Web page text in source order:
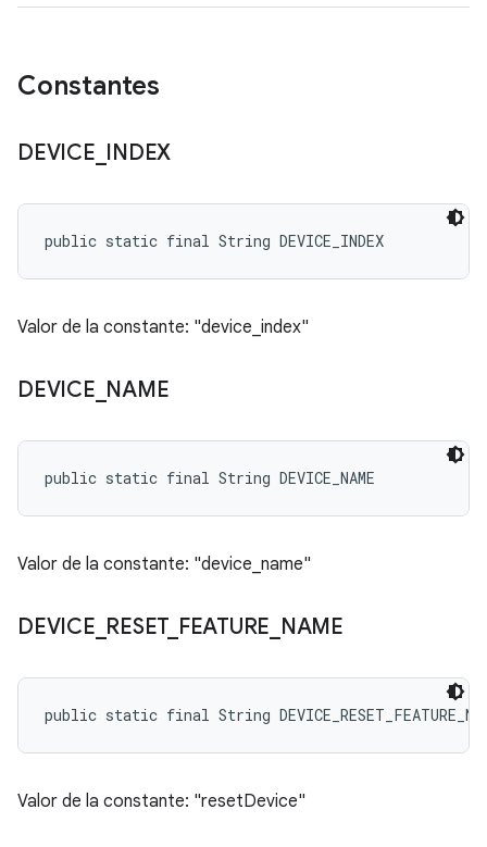
Constantes
DEVICE INDEX
public static final String DEVICE_INDEX
Valor de la constante: "device_index"
DEVICE NAME
public static final String DEVICE_NAME
Valor de la constante: "device_name"
DEVICE RESET_ FEATURE NAME
public static final String
Valor de la constante: "resetDevice"